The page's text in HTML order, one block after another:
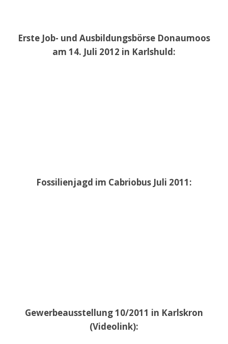
Erste Job- und Ausbildungsbörse Donaumoos
am 14. Juli 2012 in Karlshuld:
Fossilienjagd im Cabriobus Juli 2011:
Gewerbeausstellung 10/2011 in Karlskron
(Videolink):